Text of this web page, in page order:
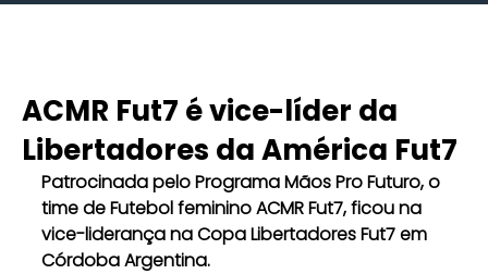
ACMR Fut7 é vice-líder da
Libertadores da América Fut7
Patrocinada pelo Programa Mãos Pro Futuro, o
time de Futebol feminino ACMR Fut7, ficou na
vice-liderança na Copa Libertadores Fut7 em
Córdoba Argentina.